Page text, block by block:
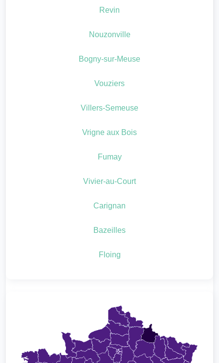
Revin
Nouzonville
Bogny-sur-Meuse
Vouziers
Villers-Semeuse
Vrigne aux Bois
Fumay
Vivier-au-Court
Carignan
Bazeilles
Floing